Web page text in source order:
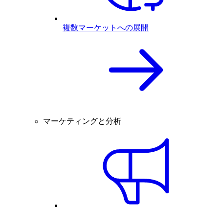
複数マーケットへの展開
マーケティングと分析